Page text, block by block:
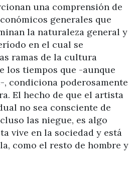
una comprensión de
generales que
la naturaleza general y
en el cual se
ramas de la cultura
los tiempos que -aunque
condiciona poderosamente
El hecho de que el artista
no sea consciente de
las niegue, es algo
vive en la sociedad y está
como el resto de hombre y